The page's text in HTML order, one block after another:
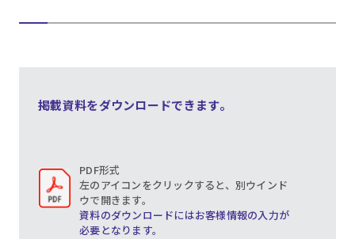
掲載資料をダウンロードできます。
PDF形式
左のアイコンをクリックすると、別ウインド
ウで開きます。
資料のダウンロードにはお客様情報の入力が
必要となります。